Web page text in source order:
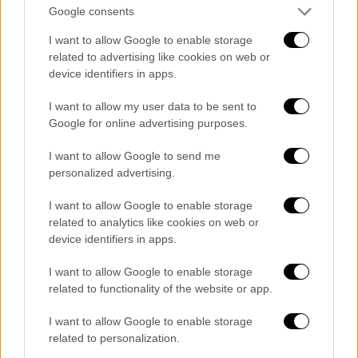
Google consents
I want to allow Google to enable storage
related to advertising like cookies on web or
device identifiers in apps.
I want to allow my user data to be sent to
Google for online advertising purposes.
I want to allow Google to send me
personalized advertising.
I want to allow Google to enable storage
related to analytics like cookies on web or
device identifiers in apps.
I want to allow Google to enable storage
related to functionality of the website or app.
I want to allow Google to enable storage
related to personalization.
διεφθαρμένους. Για να γίνουν αυτά
απαιτείται σύγκρουση με την διαπλοκή. Το
θέλω το πίστευω το μπορώ και σαν γιατρός
και σαν υπουργός και έδειξα ότι μπορεί να
πάρω κρίσιμες αποφάσεις και υπό πίεση και
προπαντώς να τις εφαρμόσω».
Αναπτύσσοντας το όραμά του, ο
Νίκος
Φαραντούρης, σημείωσε: «Είναι ίσως η
κόμματος που κυβέρνησε πρόσφατα τη
χώρα. Ένα κόμμα που μέσα στη λαίλαπα του
κόμμα που ξέρει τι σημαίνει εξωτερική
πολιτική και όχι να δώσουμε τα χρήματα από
το τραπέζι κάτω από το χαλί, με δραστήρια
κυβερνητική παρουσία στη Μεσόγειο, στα